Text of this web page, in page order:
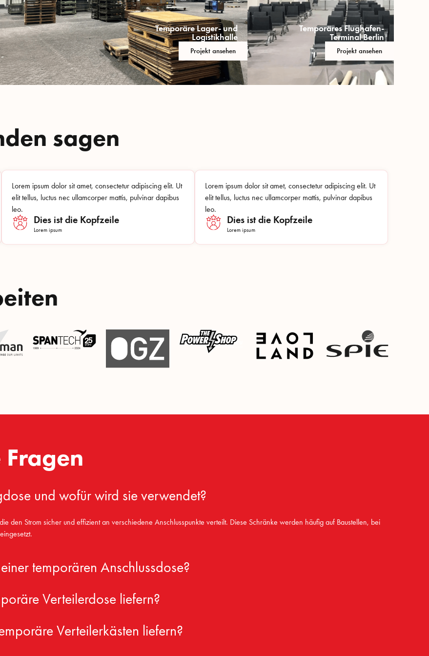
Temporäre Lager- und
Logistikhalle
Projekt ansehen
Temporäres Flughafen-
Terminal Berlin
Projekt ansehen
sagen
Lorem ipsum dolor sit amet, consectetur adipiscing elit. Ut
elit tellus, luctus nec ullamcorper mattis, pulvinar dapibus
leo.
Dies ist die Kopfzeile
Lorem ipsum
Lorem ipsum dolor sit amet, consectetur adipiscing elit. Ut
elit tellus, luctus nec ullamcorper mattis, pulvinar dapibus
leo.
Dies ist die Kopfzeile
Lorem ipsum
und wofür wird sie verwendet?
den Strom sicher und effizient an verschiedene Anschlusspunkte verteilt. Diese Schränke werden häufig auf Baustellen, bei
temporären Anschlussdose?
Verteilerdose liefern?
Verteilerkästen liefern?